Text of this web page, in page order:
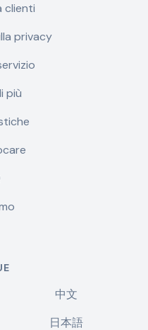
clienti
privacy
più
中文
日本語